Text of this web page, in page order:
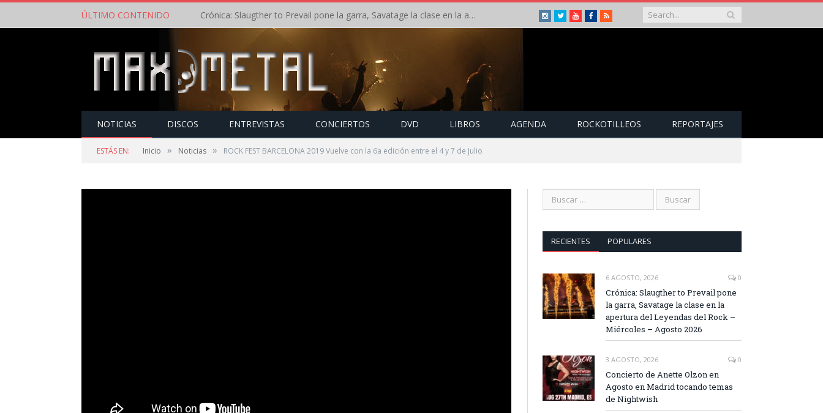
ÚLTIMO CONTENIDO Crónica: Slaugther to Prevail pone la garra, Savatage la clase en la apertura del Leyendas del Rock – Miércoles – Agosto 2026 Instagram
TwitterYoutubeFacebook
RSS
NOTICIAS DISCOS ENTREVISTAS CONCIERTOS DVD LIBROS AGENDA ROCKOTILLEOS REPORTAJES
ESTÁS EN: Inicio » Noticias » ROCK FEST BARCELONA 2019 Vuelve con la 6a edición entre el 4 y 7 de Julio
RECIENTES POPULARES
6 AGOSTO, 2026 0
Crónica: Slaugther to Prevail pone
la garra, Savatage la clase en la
apertura del Leyendas del Rock –
Miércoles – Agosto 2026
3 AGOSTO, 2026 0
Concierto de Anette Olzon en
Agosto en Madrid tocando temas
de Nightwish